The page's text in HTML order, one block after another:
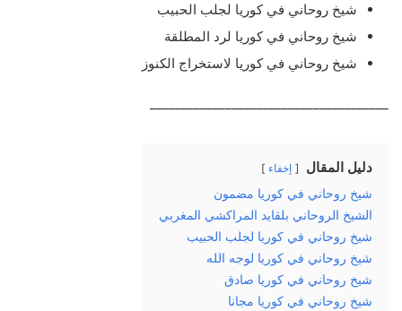
شيخ روحاني في كوريا لجلب الحبيب
شيخ روحاني في كوريا لرد المطلقة
شيخ روحاني في كوريا لاستخراج الكنوز
دليل المقال إخفاء
شيخ روحاني في كوريا مضمون
الشيخ الروحاني بلقايد المراكشي المغربي
شيخ روحاني في كوريا لجلب الحبيب
شيخ روحاني في كوريا لوجه الله
شيخ روحاني في كوريا صادق
شيخ روحاني في كوريا مجانا